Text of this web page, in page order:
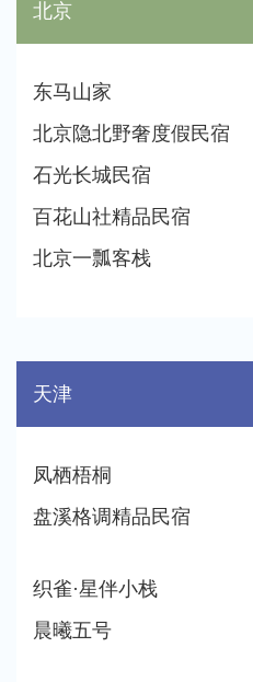
湖北（13个）
海南（6个）
陕西（7个）
青海（4个）
新疆（8个）
北京
东马山家
北京隐北野奢度假民宿
石光长城民宿
百花山社精品民宿
北京一瓢客栈
天津
凤栖梧桐
盘溪格调精品民宿
织雀·星伴小栈
晨曦五号